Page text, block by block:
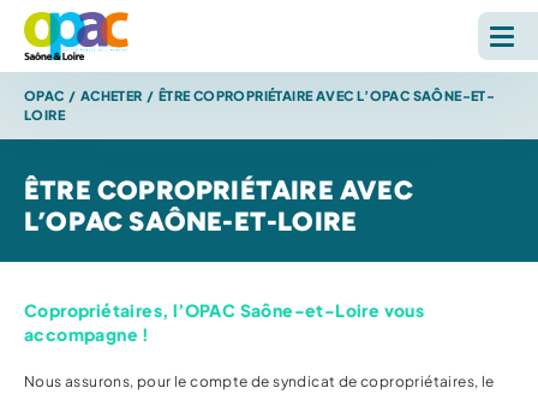
LOUER
ACHETER
S'INFORMER
RECHERCHE SUR LE SITE *
OPAC / ACHETER / ÊTRE COPROPRIÉTAIRE AVEC L’OPAC SAÔNE-ET-
LOIRE
ÊTRE COPROPRIÉTAIRE AVEC
L’OPAC SAÔNE-ET-LOIRE
Copropriétaires, l’OPAC Saône-et-Loire vous
accompagne !
Nous assurons, pour le compte de syndicat de copropriétaires, le